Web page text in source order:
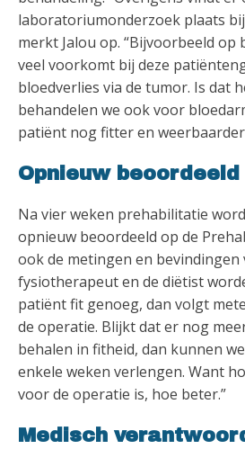
laboratoriumonderzoek plaats
merkt Jalou op. “Bijvoorbeeld op
veel voorkomt bij deze
bloedverlies via de tumor. Is dat
behandelen we ook voor
patiënt nog fitter en weerbaarder
Opnieuw beoordeeld
Na vier weken prehabilitatie
opnieuw beoordeeld op de
ook de metingen en bevindingen
fysiotherapeut en de diëtist
patiënt fit genoeg, dan volgt
de operatie. Blijkt dat er nog
behalen in fitheid, dan kunnen
enkele weken verlengen. Want
voor de operatie is, hoe beter.”
Medisch